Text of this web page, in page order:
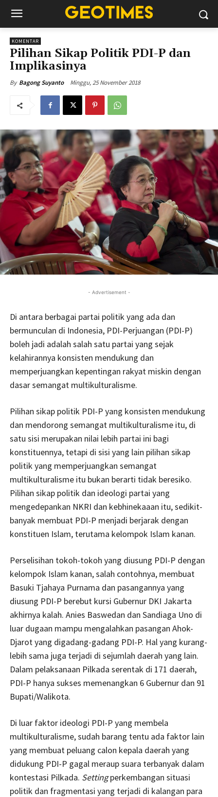
KOMENTAR
Pilihan Sikap Politik PDI-P dan
Implikasinya
By Bagong Suyanto Minggu, 25 November 2018
- Advertisement -
Di antara berbagai partai politik yang ada dan
bermunculan di Indonesia, PDI-Perjuangan (PDI-P)
boleh jadi adalah salah satu partai yang sejak
kelahirannya konsisten mendukung dan
memperjuangkan kepentingan rakyat miskin dengan
dasar semangat multikulturalisme.
Pilihan sikap politik PDI-P yang konsisten mendukung
dan mendorong semangat multikulturalisme itu, di
satu sisi merupakan nilai lebih partai ini bagi
konstituennya, tetapi di sisi yang lain pilihan sikap
politik yang memperjuangkan semangat
multikulturalisme itu bukan berarti tidak beresiko.
Pilihan sikap politik dan ideologi partai yang
mengedepankan NKRI dan kebhinekaaan itu, sedikit-
banyak membuat PDI-P menjadi berjarak dengan
konstituen Islam, terutama kelompok Islam kanan.
Perselisihan tokoh-tokoh yang diusung PDI-P dengan
kelompok Islam kanan, salah contohnya, membuat
Basuki Tjahaya Purnama dan pasangannya yang
diusung PDI-P berebut kursi Gubernur DKI Jakarta
akhirnya kalah. Anies Baswedan dan Sandiaga Uno di
luar dugaan mampu mengalahkan pasangan Ahok-
Djarot yang digadang-gadang PDI-P. Hal yang kurang-
lebih sama juga terjadi di sejumlah daerah yang lain.
Dalam pelaksanaan Pilkada serentak di 171 daerah,
PDI-P hanya sukses memenangkan 6 Gubernur dan 91
Bupati/Walikota.
Di luar faktor ideologi PDI-P yang membela
multikulturalisme, sudah barang tentu ada faktor lain
yang membuat peluang calon kepala daerah yang
didukung PDI-P gagal meraup suara terbanyak dalam
kontestasi Pilkada. Settingperkembangan situasi
politik dan fragmentasi yang terjadi di kalangan para